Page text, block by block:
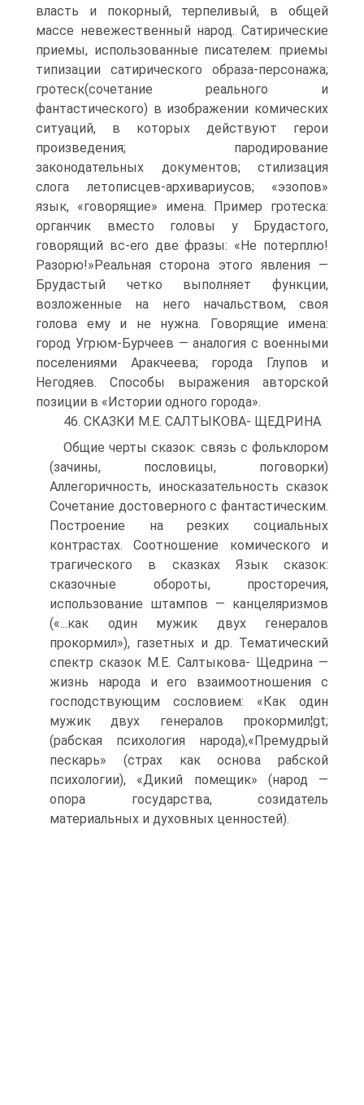
власть и покорный, терпеливый, в общей
массе невежественный народ. Сатирические
приемы, использованные писателем: приемы
типизации сатирического образа-персонажа;
гротеск(сочетание реального и
фантастического) в изображении комических
ситуаций, в которых действуют герои
произведения; пародирование
законодательных документов; стилизация
слога летописцев-архивариусов; «эзопов»
язык, «говорящие» имена. Пример гротеска:
органчик вместо головы у Брудастого,
говорящий вс-ero две фразы: «Не потерплю!
Разорю!»Реальная сторона этого явления —
Брудастый четко выполняет функции,
возложенные на него начальством, своя
голова ему и не нужна. Говорящие имена:
город Угрюм-Бурчеев — аналогия с военными
поселениями Аракчеева; города Глупов и
Негодяев. Способы выражения авторской
позиции в «Истории одного города».
46. СКАЗКИ М.Е. САЛТЫКОВА- ЩЕДРИНА
Общие черты сказок: связь с фольклором
(зачины, пословицы, поговорки)
Аллегоричность, иносказательность сказок
Сочетание достоверного с фантастическим.
Построение на резких социальных
контрастах. Соотношение комического и
трагического в сказках Язык сказок:
сказочные обороты, просторечия,
использование штампов — канцеляризмов
(«...как один мужик двух генералов
прокормил»), газетных и др. Тематический
спектр сказок М.Е. Салтыкова- Щедрина —
жизнь народа и его взаимоотношения с
господствующим сословием: «Как один
мужик двух генералов прокормил¦gt;
(рабская психология народа),«Премудрый
пескарь» (страх как основа рабской
психологии), «Дикий помещик» (народ —
опора государства, созидатель
материальных и духовных ценностей).